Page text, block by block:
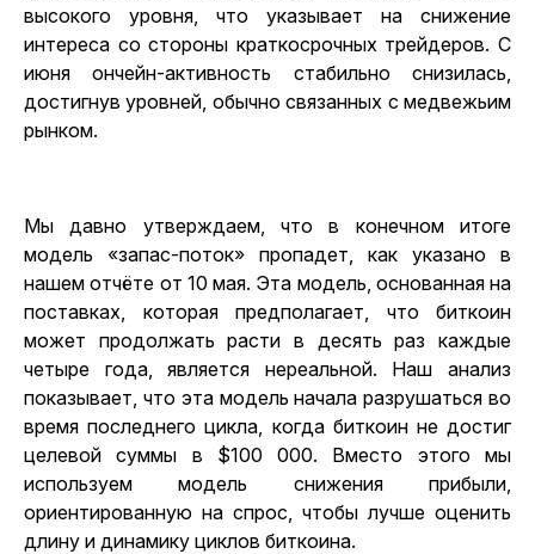
высокого уровня, что указывает на снижение
интереса со стороны краткосрочных трейдеров. С
июня ончейн-активность стабильно снизилась,
достигнув уровней, обычно связанных с медвежьим
рынком.
Мы давно утверждаем, что в конечном итоге
модель «запас-поток» пропадет, как указано в
нашем отчёте от 10 мая. Эта модель, основанная на
поставках, которая предполагает, что биткоин
может продолжать расти в десять раз каждые
четыре года, является нереальной. Наш анализ
показывает, что эта модель начала разрушаться во
время последнего цикла, когда биткоин не достиг
целевой суммы в $100 000. Вместо этого мы
используем модель снижения прибыли,
ориентированную на спрос, чтобы лучше оценить
длину и динамику циклов биткоина.